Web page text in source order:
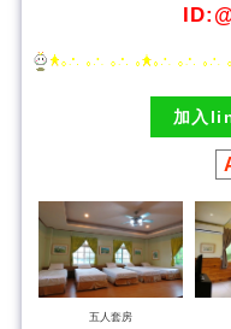
加入
五人套房